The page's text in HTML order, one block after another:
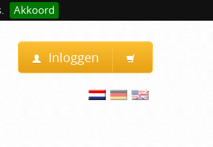
Akkoord
Inloggen